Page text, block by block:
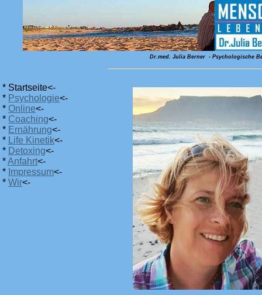
* Startseite<-
* Psychologie<-
* Online<-
* Coaching<-
* Ernährung<-
* Life Kinetik<-
* Detoxing<-
*Anfahrt<-
* Impressum<-
* Wir<-
Dr.med. Julia Berner - Psychologische